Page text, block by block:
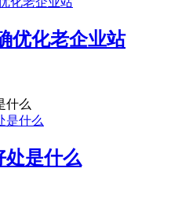
优化老企业站
什么
处是什么